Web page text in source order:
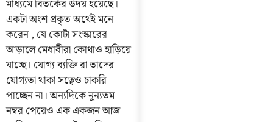
মাধ্যমে বিতর্কের উদয় হয়েছে।
একটা অংশ প্রকৃত অর্থেই মনে
করেন , যে কোটা সংস্কারের
আড়ালে মেধাবীরা কোথাও হাড়িয়ে
যাচ্ছে। যোগ্য ব্যক্তি রা তাদের
যোগ্যতা থাকা সত্বেও চাকরি
পাচ্ছেন না। অন্যদিকে নুন্যতম
নম্বর পেয়েও এক একজন আজ